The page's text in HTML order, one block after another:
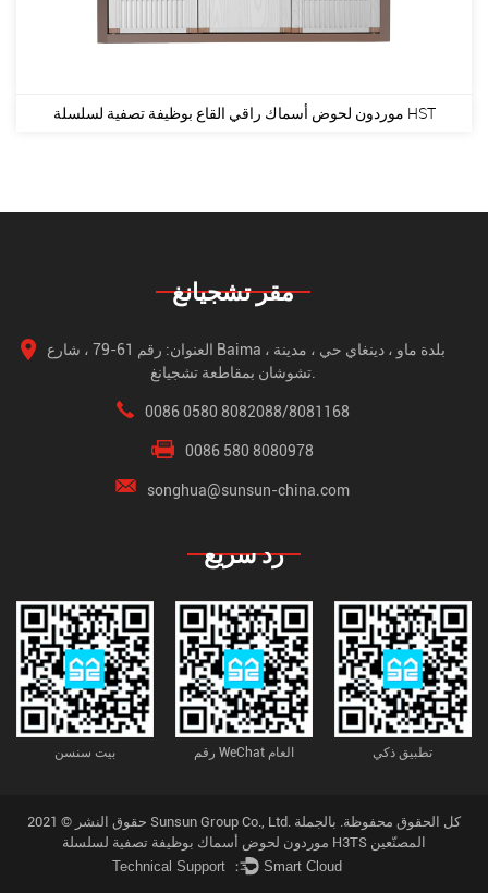
موردون لحوض أسماك راقي القاع بوظيفة تصفية لسلسلة HST
مقر تشجيانغ
العنوان: رقم 61-79 ، شارع Baima ، بلدة ماو ، دينغاي حي ، مدينة
تشوشان بمقاطعة تشجيانغ.
0086 0580 8082088/8081168
0086 580 8080978
songhua@sunsun-china.com
رد سريع
بيت سنسن رقم WeChat العام تطبيق ذكي
حقوق النشر © 2021 Sunsun Group Co., Ltd. كل الحقوق محفوظة. بالجملة
موردون لحوض أسماك بوظيفة تصفية لسلسلة H3TS المصنّعين
Technical Support ： Smart Cloud